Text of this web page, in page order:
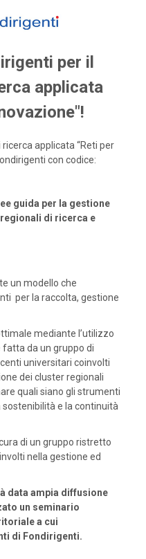
per il
applicata
ricerca applicata “Reti per
con codice:
guida per la gestione
di ricerca e
un modello che
per la raccolta, gestione
mediante l’utilizzo
fatta da un gruppo di
universitari coinvolti
dei cluster regionali
quali siano gli strumenti
e la continuità
di un gruppo ristretto
nella gestione ed
data ampia diffusione
un seminario
a cui
di Fondirigenti.